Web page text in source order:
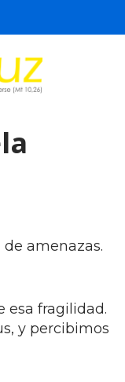
amenazas.
esa fragilidad.
y percibimos